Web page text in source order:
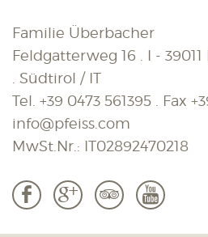
Familie Überbacher
Feldgatterweg 16 . I -
. Südtirol / IT
Tel. +39 0473 561395 . Fax
info@pfeiss.com
MwSt.Nr.: IT02892470218
b c 3 r